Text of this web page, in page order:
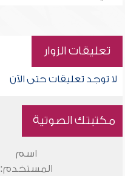
تعليقات الزوار
لا توجد تعليقات حتى الآن
مكتبتك الصوتية
اسم
المستخدم: